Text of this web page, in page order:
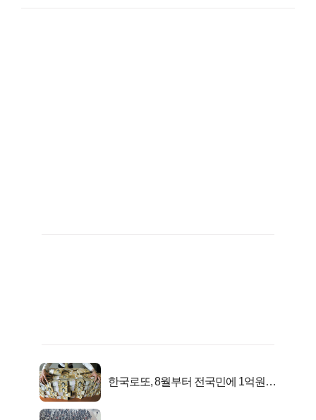
한국로또, 8월부터 전국민에 1억원씩